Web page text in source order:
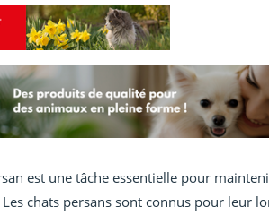
est une tâche essentielle pour
chats persans sont connus pour leur